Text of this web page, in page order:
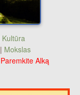
Kultūra
| Mokslas
Paremkite Alką